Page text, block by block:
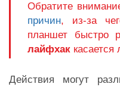
Обратите
причин, из-за
планшет быстро
лайфхак
Действия могут